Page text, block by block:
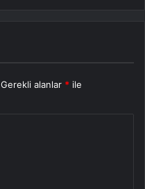
Gerekli alanlar * ile